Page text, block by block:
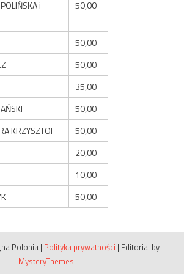
i
50,00
50,00
50,00
35,00
50,00
KRZYSZTOF
50,00
20,00
10,00
50,00
Polonia | Polityka prywatności | Editorial by
MysteryThemes.